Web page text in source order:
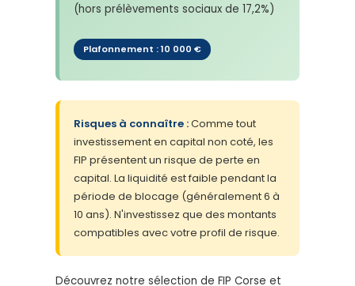
(hors prélèvements sociaux de 17,2%)
Plafonnement : 10 000 €
Risques à connaître :Comme tout
investissement en capital non coté, les
FIP présentent un risque de perte en
capital. La liquidité est faible pendant la
période de blocage (généralement 6 à
10 ans). N'investissez que des montants
compatibles avec votre profil de risque.
Découvrez notre sélection de FIP Corse et